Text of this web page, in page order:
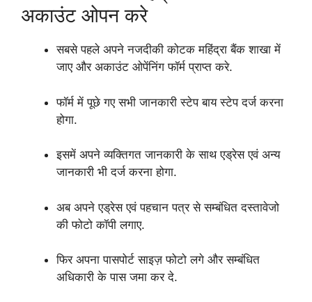
अकाउंट ओपन करे
सबसे पहले अपने नजदीकी कोटक महिंद्रा बैंक शाखा में
जाए और अकाउंट ओपेंनिंग फॉर्म प्राप्त करे.
फॉर्म में पूछे गए सभी जानकारी स्टेप बाय स्टेप दर्ज करना
होगा.
इसमें अपने व्यक्तिगत जानकारी के साथ एड्रेस एवं अन्य
जानकारी भी दर्ज करना होगा.
अब अपने एड्रेस एवं पहचान पत्र से सम्बंधित दस्तावेजो
की फोटो कॉपी लगाए.
फिर अपना पासपोर्ट साइज़ फोटो लगे और सम्बंधित
अधिकारी के पास जमा कर दे.